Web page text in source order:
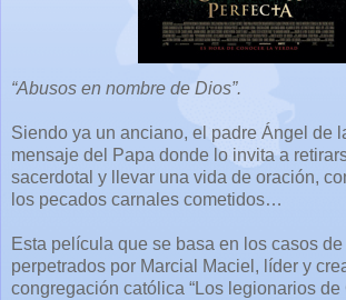
“Abusos en nombre de Dios”.
Siendo ya un anciano, el padre Ángel de
mensaje del Papa donde lo invita a
sacerdotal y llevar una vida de oración,
los pecados carnales cometidos…
Esta película que se basa en los casos
perpetrados por Marcial Maciel, líder y
congregación católica “Los legionarios de